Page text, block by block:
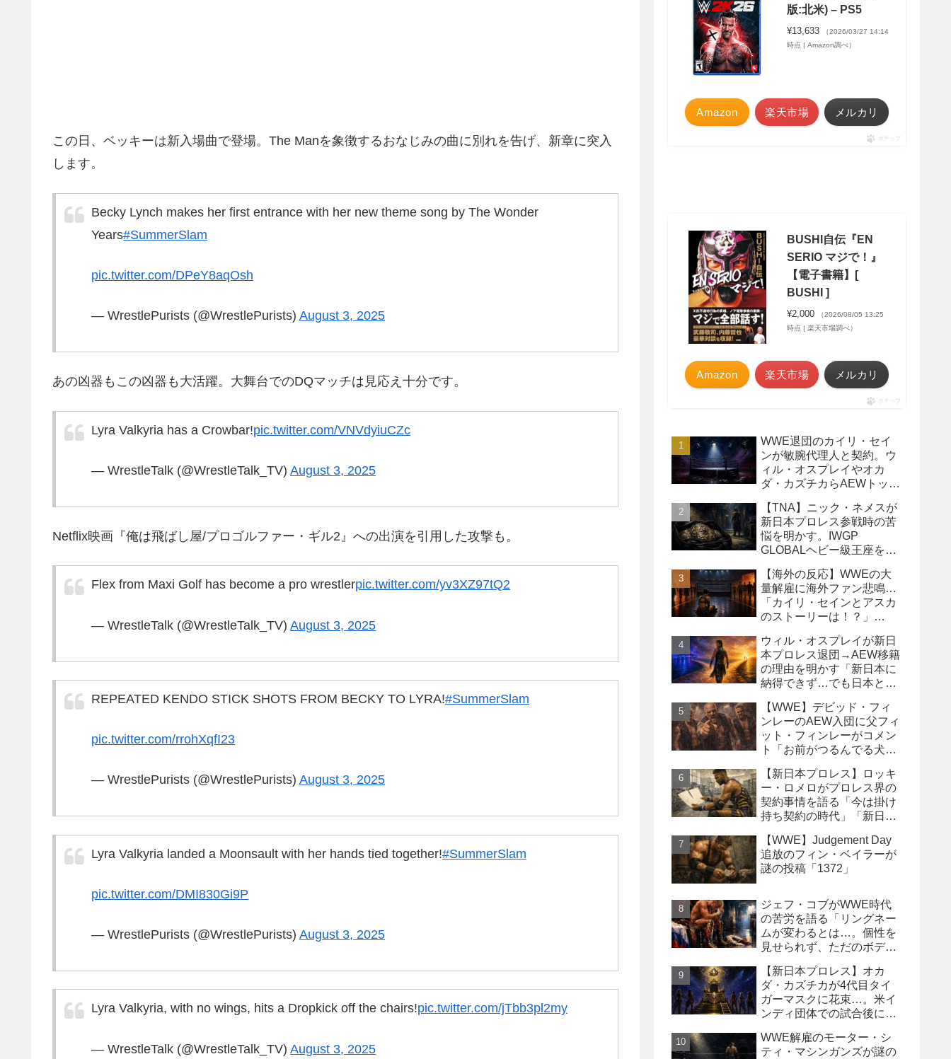
この日、ベッキーは新入場曲で登場。The Manを象徴するおなじみの曲に別れを告げ、新章に突入
します。
Becky Lynch makes her first entrance with her new theme song by The Wonder
Years#SummerSlam
pic.twitter.com/DPeY8aqOsh
— WrestlePurists (@WrestlePurists) August 3, 2025
あの凶器もこの凶器も大活躍。大舞台でのDQマッチは見応え十分です。
Lyra Valkyria has a Crowbar!pic.twitter.com/VNVdyiuCZc
— WrestleTalk (@WrestleTalk_TV) August 3, 2025
Netflix映画『俺は飛ばし屋/プロゴルファー・ギル2』への出演を引用した攻撃も。
Flex from Maxi Golf has become a pro wrestlerpic.twitter.com/yv3XZ97tQ2
— WrestleTalk (@WrestleTalk_TV) August 3, 2025
REPEATED KENDO STICK SHOTS FROM BECKY TO LYRA!#SummerSlam
pic.twitter.com/rrohXqfI23
— WrestlePurists (@WrestlePurists) August 3, 2025
Lyra Valkyria landed a Moonsault with her hands tied together!#SummerSlam
pic.twitter.com/DMI830Gi9P
— WrestlePurists (@WrestlePurists) August 3, 2025
Lyra Valkyria, with no wings, hits a Dropkick off the chairs!pic.twitter.com/jTbb3pl2my
— WrestleTalk (@WrestleTalk_TV) August 3, 2025
版:北米) – PS5
¥13,633
（2026/03/27 14:14
時点 | Amazon調べ）
Amazon 楽天市場 メルカリ
ポチップ
BUSHI自伝『EN
SERIO マジで！』
【電子書籍】[
BUSHI ]
¥2,000
（2026/08/05 13:25
時点 | 楽天市場調べ）
Amazon 楽天市場 メルカリ
ポチップ
WWE退団のカイリ・セイ
ンが敏腕代理人と契約。ウ
ィル・オスプレイやオカ
ダ・カズチカらAEWトップ
【TNA】ニック・ネメスが
新日本プロレス参戦時の苦
悩を明かす。IWGP
GLOBALヘビー級王座を
挫
【海外の反応】WWEの大
量解雇に海外ファン悲鳴…
「カイリ・セインとアスカ
のストーリーは！？」
の犠牲になった」
ウィル・オスプレイが新日
本プロレス退団→AEW移籍
の理由を明かす「新日本に
納得できず…でも日本との
【WWE】デビッド・フィ
ンレーのAEW入団に父フィ
ット・フィンレーがコメン
ト「お前がつるんでる犬連
【新日本プロレス】ロッキ
ー・ロメロがプロレス界の
契約事情を語る「今は掛け
持ち契約の時代」「新日本
るべき」
【WWE】Judgement Day
追放のフィン・ベイラーが
謎の投稿「1372」
ジェフ・コブがWWE時代
の苦労を語る「リングネー
ムが変わるとは…。個性を
見せられず、ただのボディ
【新日本プロレス】オカ
ダ・カズチカが4代目タイ
ガーマスクに花束…。米イ
ンディ団体での試合後にサ
WWE解雇のモーター・シ
ティ・マシンガンズが謎の